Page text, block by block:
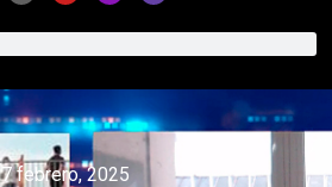
7 febrero, 2025